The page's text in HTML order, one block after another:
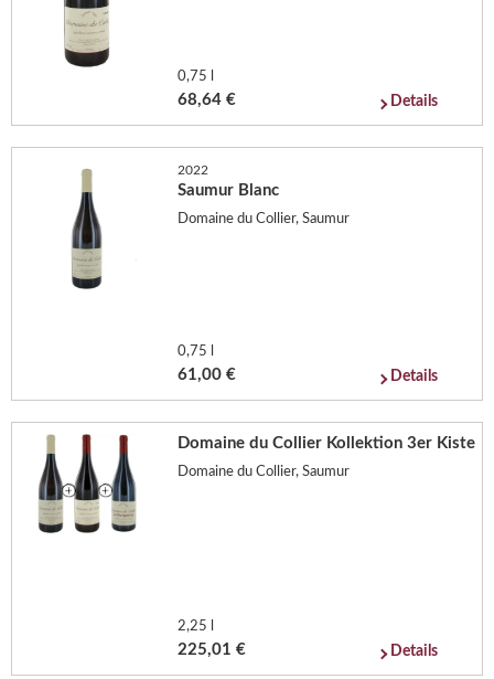
0,75 l
68,64 € Details
2022
Saumur Blanc
Domaine du Collier, Saumur
0,75 l
61,00 € Details
Domaine du Collier Kollektion 3er Kiste
Domaine du Collier, Saumur
2,25 l
225,01 € Details